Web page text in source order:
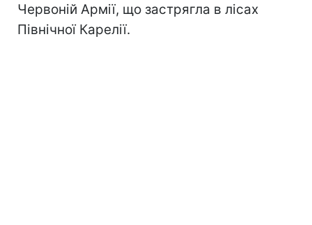
Червоній Армії, що застрягла в лісах
Північної Карелії.